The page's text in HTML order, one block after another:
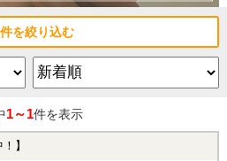
を絞り込む
1～1件を表示
】